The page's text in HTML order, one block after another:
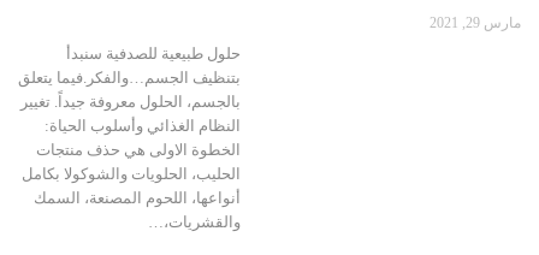
مارس 29, 2021
حلول طبيعية للصدفية سنبدأ
بتنظيف الجسم…والفكر.فيما يتعلق
بالجسم، الحلول معروفة جيداً. تغيير
النظام الغذائي وأسلوب الحياة:
الخطوة الاولى هي حذف منتجات
الحليب، الحلويات والشوكولا بكامل
أنواعها، اللحوم المصنعة، السمك
والقشريات،…